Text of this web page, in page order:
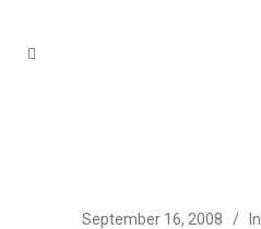
September 16, 2008 In